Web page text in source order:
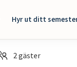
Hyr ut ditt
2 gäster